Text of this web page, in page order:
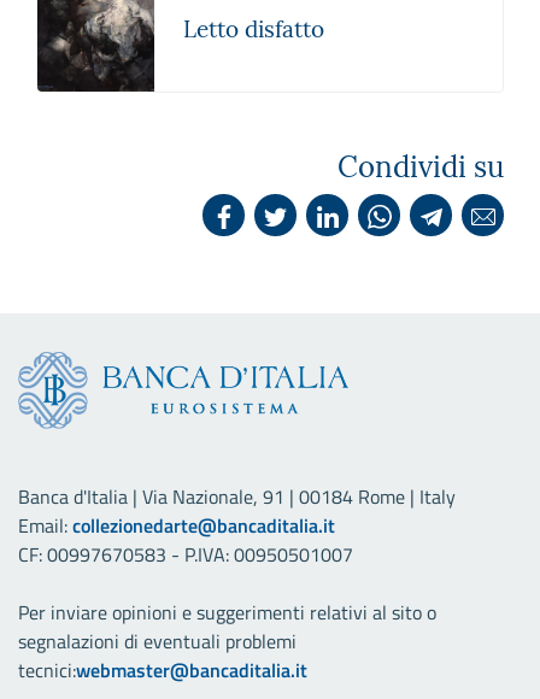
Letto disfatto
Condividi su
Banca d'Italia | Via Nazionale, 91 | 00184 Rome | Italy
Email:collezionedarte@bancaditalia.it
CF: 00997670583 - P.IVA: 00950501007
Per inviare opinioni e suggerimenti relativi al sito o
segnalazioni di eventuali problemi
tecnici:webmaster@bancaditalia.it